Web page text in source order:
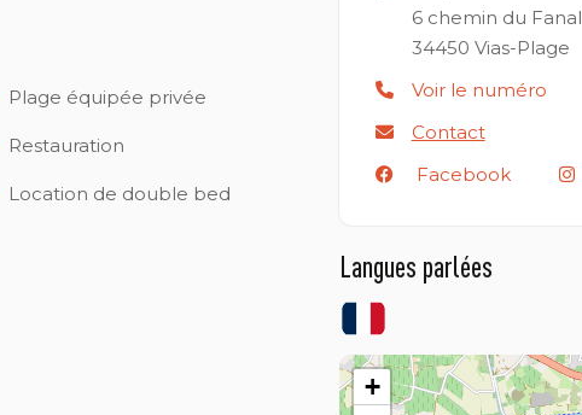
Plage équipée privée
Restauration
Location de double bed
6 chemin du Fanal
34450 Vias-Plage
Voir le numéro
Contact
Facebook
Langues parlées
+